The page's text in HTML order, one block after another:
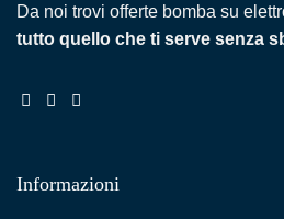
Da noi trovi offerte bomba su
tutto quello che ti serve senza
Informazioni